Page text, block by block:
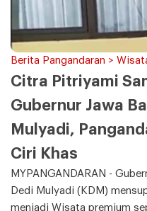
Berita Pangandaran >
Citra Pitriyami
Gubernur Jawa
Mulyadi,
Ciri Khas
MYPANGANDARAN -
Dedi Mulyadi (KDM)
menjadi Wisata premium